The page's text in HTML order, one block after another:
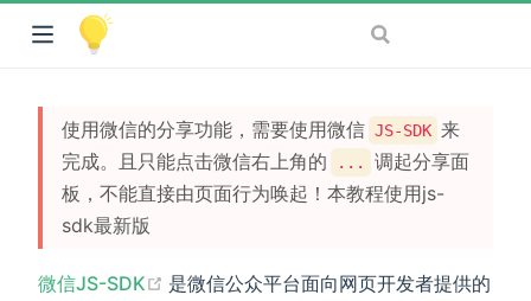
使用微信的分享功能，需要使用微信 JS-SDK 来
完成。且只能点击微信右上角的
...
调起分享面
板，不能直接由页面行为唤起！本教程使用js-
sdk最新版
微信JS-SDK (opens new window)
是微信公众平台面向网页开发者提供的